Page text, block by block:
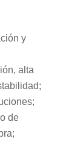
y
alta
de